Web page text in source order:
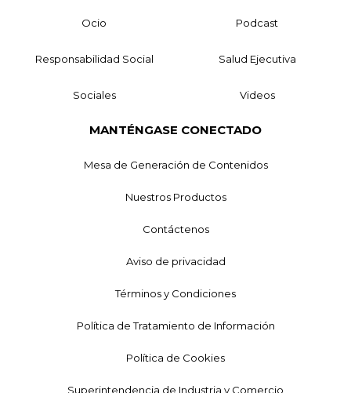
Ocio Podcast
Responsabilidad Social Salud Ejecutiva
Sociales Videos
MANTÉNGASE CONECTADO
Mesa de Generación de Contenidos
Nuestros Productos
Contáctenos
Aviso de privacidad
Términos y Condiciones
Política de Tratamiento de Información
Política de Cookies
Superintendencia de Industria y Comercio